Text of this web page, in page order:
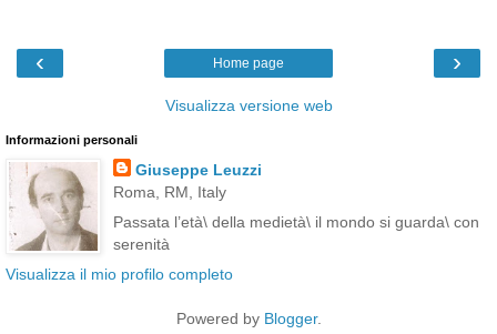
‹ ›
Home page
Visualizza versione web
Informazioni personali
Giuseppe Leuzzi
Roma, RM, Italy
Passata l’età\ della medietà\ il mondo si guarda\ con
serenità
Visualizza il mio profilo completo
Powered by Blogger.